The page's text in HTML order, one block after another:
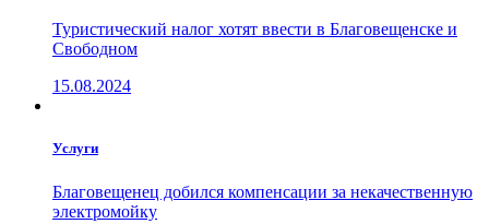
Туристический налог хотят ввести в Благовещенске и
Свободном
15.08.2024
Услуги
Благовещенец добился компенсации за некачественную
электромойку